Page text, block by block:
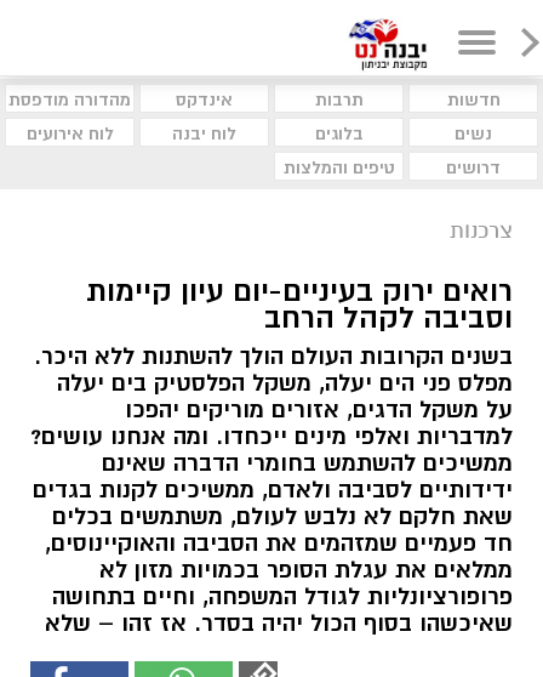
חדשות תרבות אינדקס
מהדורה מודפסת
נשים
בלוגים לוח יבנה
לוח אירועים
דרושים
טיפים והמלצות
צרכנות
רואים ירוק בעיניים-יום עיון קיימות
וסביבה לקהל הרחב
בשנים הקרובות העולם הולך להשתנות ללא היכר.
מפלס פני הים יעלה, משקל הפלסטיק בים יעלה
על משקל הדגים, אזורים מוריקים יהפכו
למדבריות ואלפי מינים ייכחדו. ומה אנחנו עושים?
ממשיכים להשתמש בחומרי הדברה שאינם
ידידותיים לסביבה ולאדם, ממשיכים לקנות בגדים
שאת חלקם לא נלבש לעולם, משתמשים בכלים
חד פעמיים שמזהמים את הסביבה והאוקיינוסים,
ממלאים את עגלת הסופר בכמויות מזון לא
פרופורציונליות לגודל המשפחה, וחיים בתחושה
שאיכשהו בסוף הכול יהיה בסדר. אז זהו – שלא